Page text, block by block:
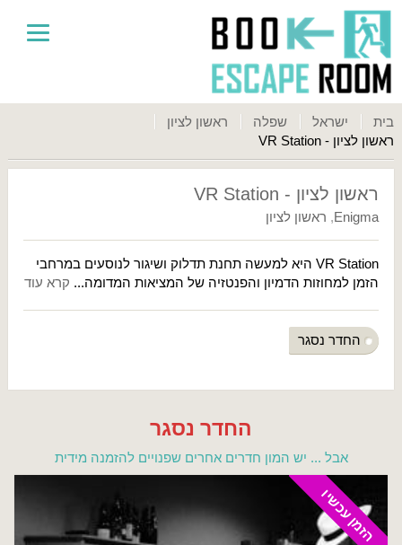
בית ישראל שפלה
ראשון לציון
ראשון לציון - VR Station
החדר נסגר
אבל ... יש המון חדרים אחרים שפנויים להזמנה מידית
הזמן עכשיו
ראשון לציון - VR Station
Enigma
, ראשון לציון
VR Station היא למעשה תחנת תדלוק ושיגור לנוסעים במרחבי
הזמן למחוזות הדמיון והפנטזיה של המציאות המדומה... קרא עוד
החדר נסגר